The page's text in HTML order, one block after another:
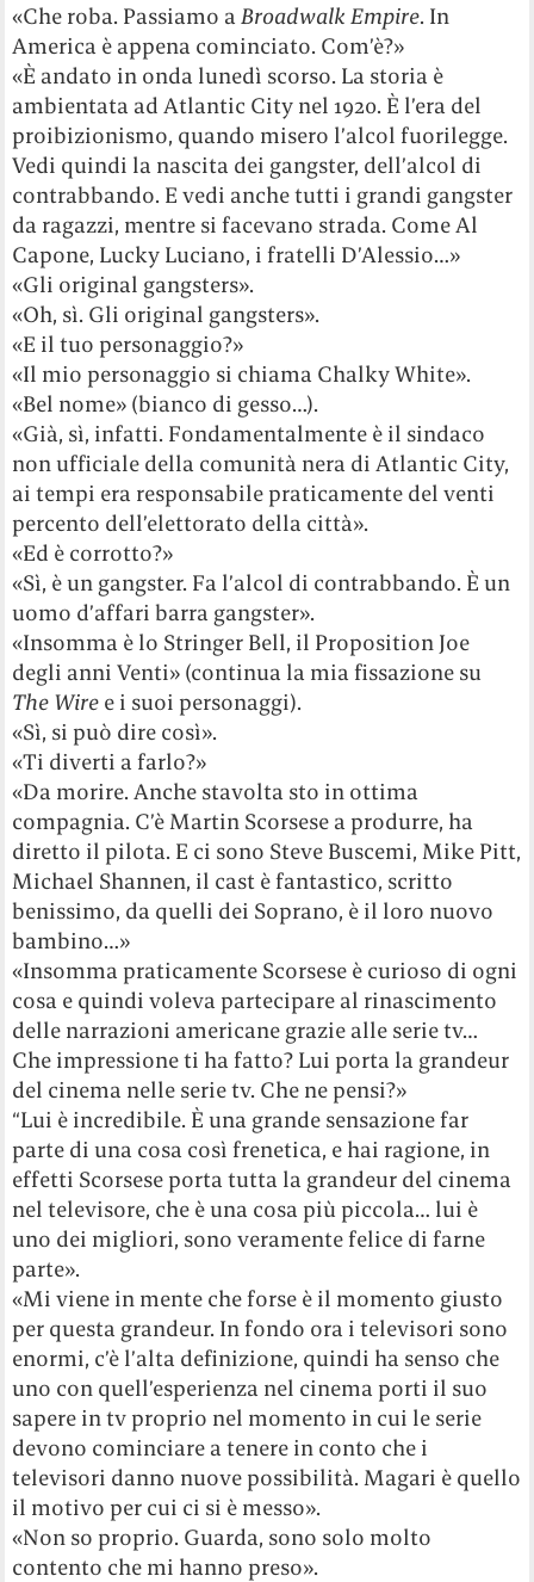
«Che roba. Passiamo aBroadwalk Empire. In
America è appena cominciato. Com’è?»
«È andato in onda lunedì scorso. La storia è
ambientata ad Atlantic City nel 1920. È l’era del
proibizionismo, quando misero l’alcol fuorilegge.
Vedi quindi la nascita dei gangster, dell’alcol di
contrabbando. E vedi anche tutti i grandi gangster
da ragazzi, mentre si facevano strada. Come Al
Capone, Lucky Luciano, i fratelli D’Alessio…»
«Gli original gangsters».
«Oh, sì. Gli original gangsters».
«E il tuo personaggio?»
«Il mio personaggio si chiama Chalky White».
«Bel nome» (bianco di gesso…).
«Già, sì, infatti. Fondamentalmente è il sindaco
non ufficiale della comunità nera di Atlantic City,
ai tempi era responsabile praticamente del venti
percento dell’elettorato della città».
«Ed è corrotto?»
«Sì, è un gangster. Fa l’alcol di contrabbando. È un
uomo d’affari barra gangster».
«Insomma è lo Stringer Bell, il Proposition Joe
degli anni Venti» (continua la mia fissazione su
The Wire e i suoi personaggi).
«Sì, si può dire così».
«Ti diverti a farlo?»
«Da morire. Anche stavolta sto in ottima
compagnia. C’è Martin Scorsese a produrre, ha
diretto il pilota. E ci sono Steve Buscemi, Mike Pitt,
Michael Shannen, il cast è fantastico, scritto
benissimo, da quelli dei Soprano, è il loro nuovo
bambino…»
«Insomma praticamente Scorsese è curioso di ogni
cosa e quindi voleva partecipare al rinascimento
delle narrazioni americane grazie alle serie tv…
Che impressione ti ha fatto? Lui porta la grandeur
del cinema nelle serie tv. Che ne pensi?»
“Lui è incredibile. È una grande sensazione far
parte di una cosa così frenetica, e hai ragione, in
effetti Scorsese porta tutta la grandeur del cinema
nel televisore, che è una cosa più piccola… lui è
uno dei migliori, sono veramente felice di farne
parte».
«Mi viene in mente che forse è il momento giusto
per questa grandeur. In fondo ora i televisori sono
enormi, c’è l’alta definizione, quindi ha senso che
uno con quell’esperienza nel cinema porti il suo
sapere in tv proprio nel momento in cui le serie
devono cominciare a tenere in conto che i
televisori danno nuove possibilità. Magari è quello
il motivo per cui ci si è messo».
«Non so proprio. Guarda, sono solo molto
contento che mi hanno preso».